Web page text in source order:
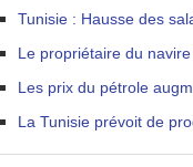
Tunisie : Hausse des
Le propriétaire du
Les prix du pétrole
La Tunisie prévoit de